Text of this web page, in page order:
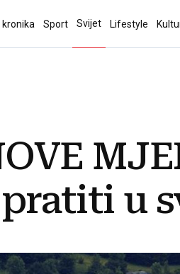
kronika Sport Svijet Lifestyle
pratiti u